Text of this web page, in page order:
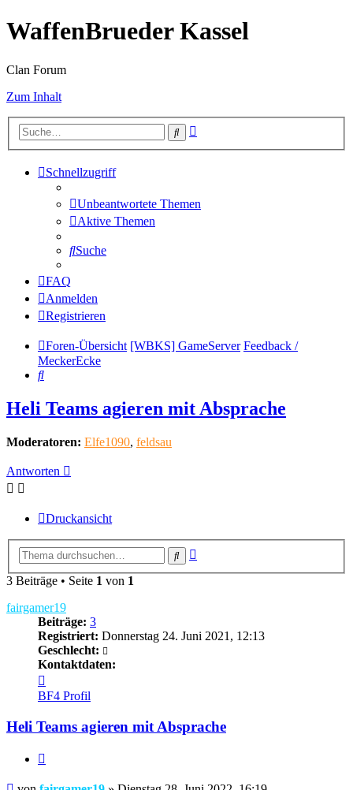
WaffenBrueder Kassel
Clan Forum
Zum Inhalt
Suche
Schnellzugriff
Unbeantwortete Themen
Aktive Themen
Suche
FAQ
Anmelden
Registrieren
Foren-Übersicht [WBKS] GameServer Feedback /
MeckerEcke
Suche
Heli Teams agieren mit Absprache
Moderatoren: Elfe1090, feldsau
Antworten
Druckansicht
Suche
3 Beiträge • Seite 1 von 1
fairgamer19
Beiträge: 3
Registriert: Donnerstag 24. Juni 2021, 12:13
Geschlecht:
Kontaktdaten:
von
fairgamer19
BF4 Profil
Heli Teams agieren mit Absprache
Beitrag